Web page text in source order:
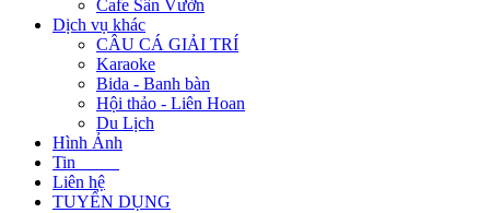
Cafe Sân Vườn
Dịch vụ khác
CÂU CÁ GIẢI TRÍ
Karaoke
Bida - Banh bàn
Hội thảo - Liên Hoan
Du Lịch
Hình Ảnh
Tin
Liên hệ
TUYỂN DỤNG